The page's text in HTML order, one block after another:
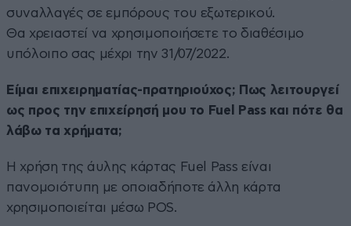
συναλλαγές σε εμπόρους του εξωτερικού.
Θα χρειαστεί να χρησιμοποιήσετε το διαθέσιμο
υπόλοιπο σας μέχρι την 31/07/2022.
Είμαι επιχειρηματίας-πρατηριούχος; Πως λειτουργεί
ως προς την επιχείρησή μου το Fuel Pass και πότε θα
λάβω τα χρήματα;
Η χρήση της άυλης κάρτας Fuel Pass είναι
πανομοιότυπη με οποιαδήποτε άλλη κάρτα
χρησιμοποιείται μέσω POS.